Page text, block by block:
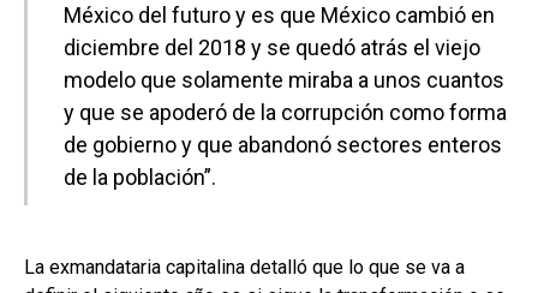
México del futuro y es que México cambió en
diciembre del 2018 y se quedó atrás el viejo
modelo que solamente miraba a unos cuantos
y que se apoderó de la corrupción como forma
de gobierno y que abandonó sectores enteros
de la población”.
La exmandataria capitalina detalló que lo que se va a